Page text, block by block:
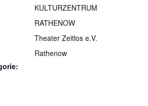
KULTURZENTRUM
RATHENOW
Theater Zeitlos e.V.
Rathenow